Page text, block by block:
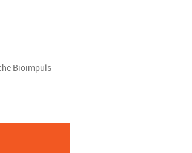
Bioimpuls-